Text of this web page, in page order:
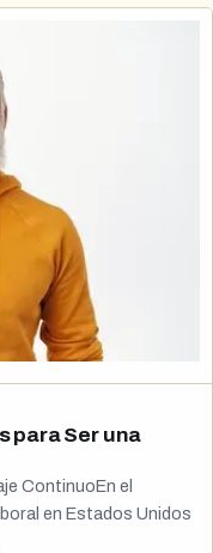
para Ser una
ContinuoEn el
en Estados Unidos